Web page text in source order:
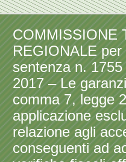
COMMISSIONE
REGIONALE
sentenza n.
2017 – Le
comma 7, legge
applicazione
relazione agli
conseguenti ad